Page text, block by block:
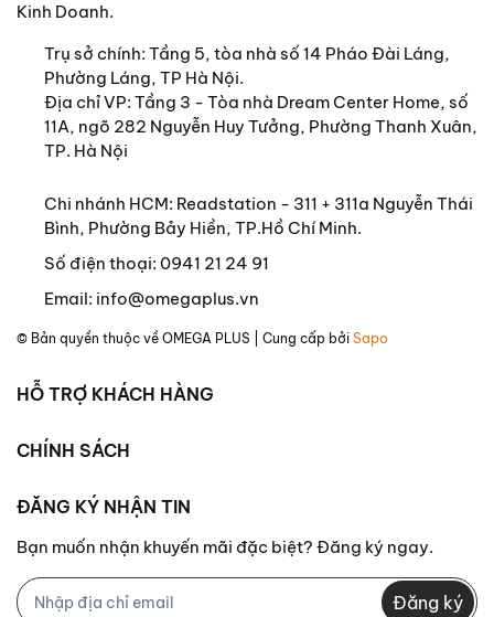
Kinh Doanh.
Trụ sở chính: Tầng 5, tòa nhà số 14 Pháo Đài Láng,
Phường Láng, TP Hà Nội.
Địa chỉ VP: Tầng 3 - Tòa nhà Dream Center Home, số
11A, ngõ 282 Nguyễn Huy Tưởng, Phường Thanh Xuân,
TP. Hà Nội
Chi nhánh HCM: Readstation - 311 + 311a Nguyễn Thái
Bình, Phường Bảy Hiền, TP.Hồ Chí Minh.
Số điện thoại: 0941 21 24 91
Email: info@omegaplus.vn
© Bản quyền thuộc về OMEGA PLUS | Cung cấp bởi Sapo
HỖ TRỢ KHÁCH HÀNG
CHÍNH SÁCH
ĐĂNG KÝ NHẬN TIN
Bạn muốn nhận khuyến mãi đặc biệt? Đăng ký ngay.
Đăng ký